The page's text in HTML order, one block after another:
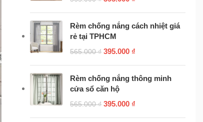
Rèm chống nắng cách nhiệt giá
rẻ tại TPHCM
565.000₫ 395.000 ₫
Rèm chống nắng thông minh
cửa sổ căn hộ
565.000₫ 395.000 ₫